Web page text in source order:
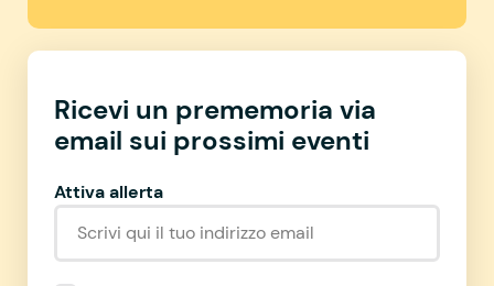
Ricevi un prememoria via
email sui prossimi eventi
Attiva allerta